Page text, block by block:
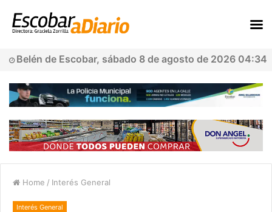
Belén de Escobar, sábado 8 de agosto de 2026 04:34
Home / Interés General
Interés General